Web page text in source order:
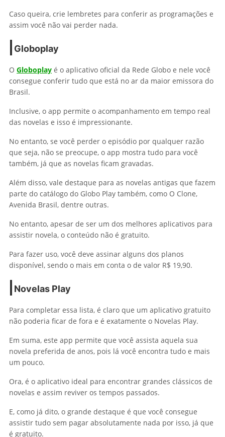
Caso queira, crie lembretes para conferir as programações e
assim você não vai perder nada.
Globoplay
O Globoplay é o aplicativo oficial da Rede Globo e nele você
consegue conferir tudo que está no ar da maior emissora do
Brasil.
Inclusive, o app permite o acompanhamento em tempo real
das novelas e isso é impressionante.
No entanto, se você perder o episódio por qualquer razão
que seja, não se preocupe, o app mostra tudo para você
também, já que as novelas ficam gravadas.
Além disso, vale destaque para as novelas antigas que fazem
parte do catálogo do Globo Play também, como O Clone,
Avenida Brasil, dentre outras.
No entanto, apesar de ser um dos melhores aplicativos para
assistir novela, o conteúdo não é gratuito.
Para fazer uso, você deve assinar alguns dos planos
disponível, sendo o mais em conta o de valor R$ 19,90.
Novelas Play
Para completar essa lista, é claro que um aplicativo gratuito
não poderia ficar de fora e é exatamente o Novelas Play.
Em suma, este app permite que você assista aquela sua
novela preferida de anos, pois lá você encontra tudo e mais
um pouco.
Ora, é o aplicativo ideal para encontrar grandes clássicos de
novelas e assim reviver os tempos passados.
E, como já dito, o grande destaque é que você consegue
assistir tudo sem pagar absolutamente nada por isso, já que
é gratuito.